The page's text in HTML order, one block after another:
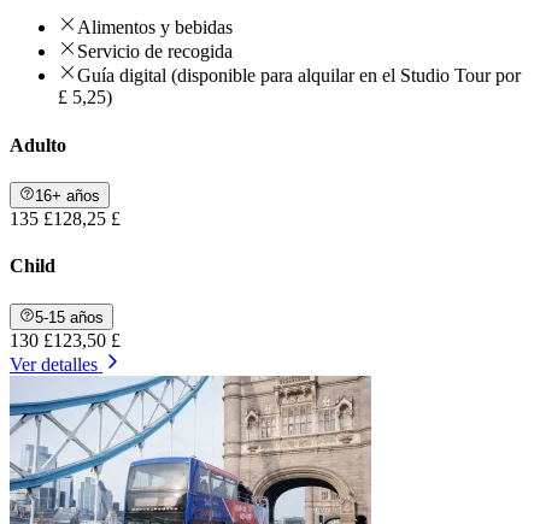
Alimentos y bebidas
Servicio de recogida
Guía digital (disponible para alquilar en el Studio Tour por
£ 5,25)
Adulto
16+ años
135 £128,25 £
Child
5-15 años
130 £123,50 £
Ver detalles